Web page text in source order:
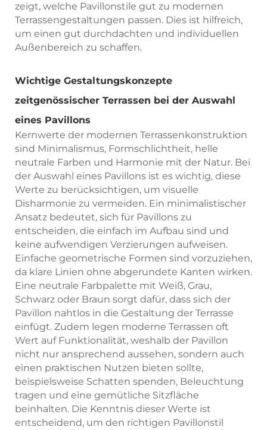
zeigt, welche Pavillonstile gut zu modernen
Terrassengestaltungen passen. Dies ist hilfreich,
um einen gut durchdachten und individuellen
Außenbereich zu schaffen.
Wichtige Gestaltungskonzepte
zeitgenössischer Terrassen bei der Auswahl
eines Pavillons
Kernwerte der modernen Terrassenkonstruktion
sind Minimalismus, Formschlichtheit, helle
neutrale Farben und Harmonie mit der Natur. Bei
der Auswahl eines Pavillons ist es wichtig, diese
Werte zu berücksichtigen, um visuelle
Disharmonie zu vermeiden. Ein minimalistischer
Ansatz bedeutet, sich für Pavillons zu
entscheiden, die einfach im Aufbau sind und
keine aufwendigen Verzierungen aufweisen.
Einfache geometrische Formen sind vorzuziehen,
da klare Linien ohne abgerundete Kanten wirken.
Eine neutrale Farbpalette mit Weiß, Grau,
Schwarz oder Braun sorgt dafür, dass sich der
Pavillon nahtlos in die Gestaltung der Terrasse
einfügt. Zudem legen moderne Terrassen oft
Wert auf Funktionalität, weshalb der Pavillon
nicht nur ansprechend aussehen, sondern auch
einen praktischen Nutzen bieten sollte,
beispielsweise Schatten spenden, Beleuchtung
tragen und eine gemütliche Sitzfläche
beinhalten. Die Kenntnis dieser Werte ist
entscheidend, um den richtigen Pavillonstil